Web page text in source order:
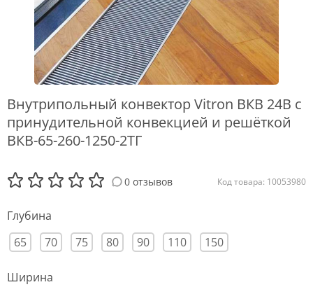
Внутрипольный конвектор Vitron ВКВ 24В с
принудительной конвекцией и решёткой
ВКВ-65-260-1250-2ТГ
0 отзывов Код товара: 10053980
Глубина
65
70 75 80 90 110 150
Ширина